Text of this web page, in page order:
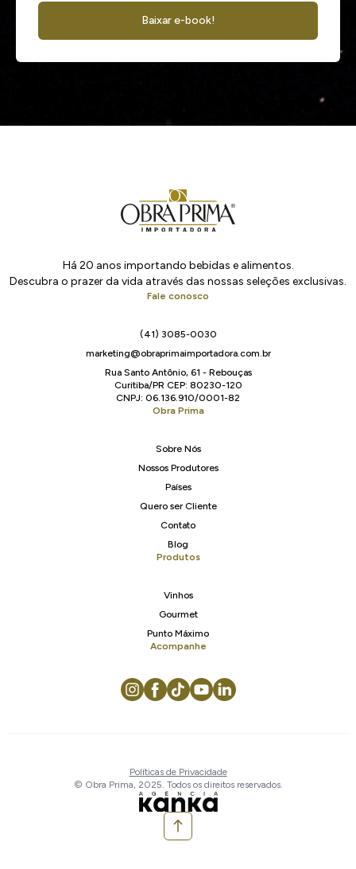
Baixar e-book!
Há 20 anos importando bebidas e alimentos.
Descubra o prazer da vida através das nossas seleções exclusivas.
Fale conosco
(41) 3085-0030
marketing@obraprimaimportadora.com.br
Rua Santo Antônio, 61 - Rebouças
Curitiba/PR CEP: 80230-120
CNPJ: 06.136.910/0001-82
Obra Prima
Sobre Nós
Nossos Produtores
Países
Quero ser Cliente
Contato
Blog
Produtos
Vinhos
Gourmet
Punto Máximo
Acompanhe
Políticas de Privacidade
© Obra Prima, 2025. Todos os direitos reservados.